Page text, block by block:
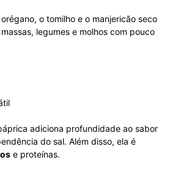
o tomilho e o manjericão seco
legumes e molhos com pouco
adiciona profundidade ao sabor
do sal. Além disso, ela é
e proteínas.